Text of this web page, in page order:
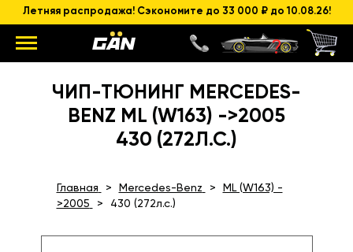
Летняя распродажа! Сэкономите до 33 000 ₽ до 10.08.26!
ЧИП-ТЮНИНГ MERCEDES-
BENZ ML (W163) ->2005
430 (272Л.С.)
Главная Mercedes-Benz
ML (W163) -
>2005
430 (272л.с.)